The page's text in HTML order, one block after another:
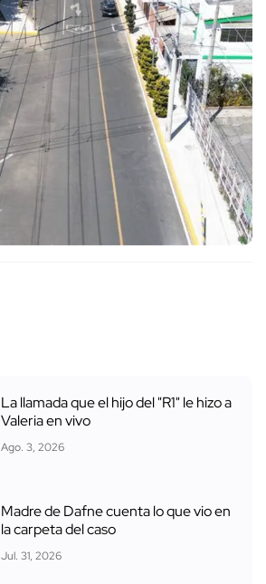
La llamada que el hijo del "R1" le hizo a
Valeria en vivo
Ago. 3, 2026
Madre de Dafne cuenta lo que vio en
la carpeta del caso
Jul. 31, 2026